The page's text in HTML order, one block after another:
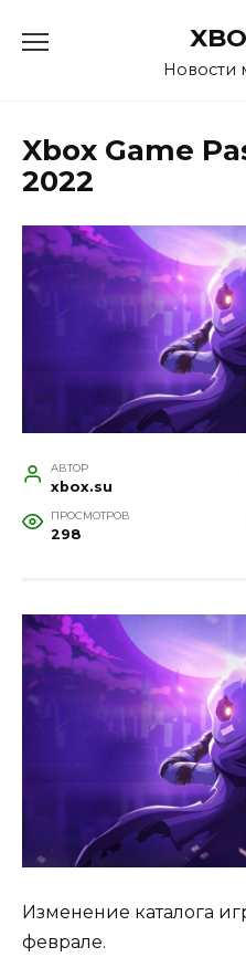
Новости
Xbox Game
2022
АВТОР
xbox.su
ПРОСМОТРОВ
298
Изменение каталога
феврале.